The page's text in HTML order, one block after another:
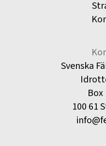
Svenska
Box
100 61